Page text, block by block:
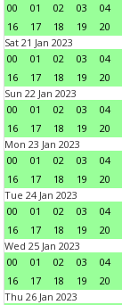
00
01 02 03 04
16
17 18 19 20
Sat 21 Jan 2023
00
01 02 03 04
16
17 18 19 20
Sun 22 Jan 2023
00
01 02 03 04
16
17 18 19 20
Mon 23 Jan 2023
00
01 02 03 04
16
17 18 19 20
Tue 24 Jan 2023
00
01 02 03 04
16
17 18 19 20
Wed 25 Jan 2023
00
01 02 03 04
16
17 18 19 20
Thu 26 Jan 2023